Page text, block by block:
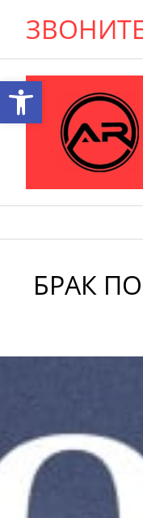
БРАК
Открыть панель